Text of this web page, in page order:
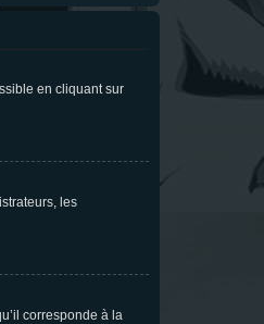
en cliquant sur
les
corresponde à la